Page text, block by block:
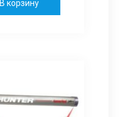
В корзину